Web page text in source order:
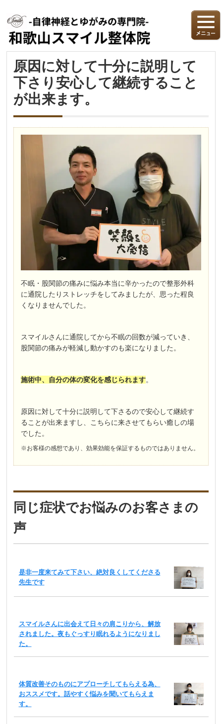
原因に対して十分に説明して
下さり安心して継続すること
が出来ます。
不眠・股関節の痛みに悩み本当に辛かったので整形外科
に通院したりストレッチをしてみましたが、思った程良
くなりませんでした。
スマイルさんに通院してから不眠の回数が減っていき、
股関節の痛みが軽減し動かすのも楽になりました。
施術中、自分の体の変化を感じられます。
原因に対して十分に説明して下さるので安心して継続す
ることが出来ますし、こちらに来させてもらい癒しの場
でした。
※お客様の感想であり、効果効能を保証するものではありません。
同じ症状でお悩みのお客さまの
声
是非一度来てみて下さい、絶対良くしてくださる
先生です
スマイルさんに出会えて日々の肩こりから、解放
されました。夜もぐっすり眠れるようになりまし
た。
体質改善そのものにアプローチしてもらえる為、
おススメです。話やすく悩みを聞いてもらえま
す。